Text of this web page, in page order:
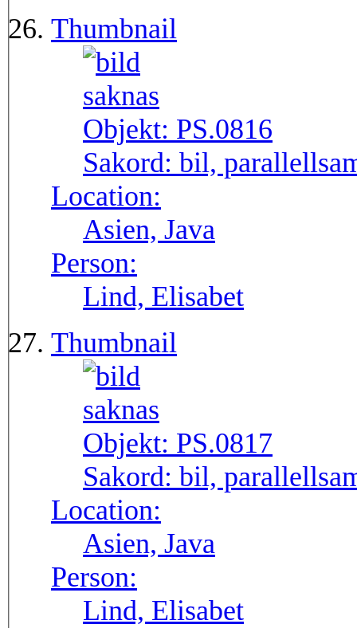
Thumbnail
Objekt: PS.0816
Sakord: bil,
Location:
Asien, Java
Person:
Lind, Elisabet
Thumbnail
Objekt: PS.0817
Sakord: bil,
Location:
Asien, Java
Person:
Lind, Elisabet